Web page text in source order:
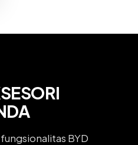
BYD